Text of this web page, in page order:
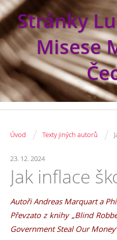
Stránky
Misese
Úvod / Texty jiných autorů /
23. 12. 2024
Jak inflace
Autoři Andreas Marquart a
Převzato z knihy „Blind
Government Steal Our